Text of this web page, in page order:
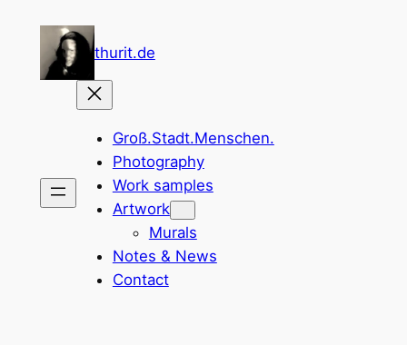
springen
thurit.de
Groß.Stadt.Menschen.
Photography
Work samples
Artwork
Murals
Notes & News
Contact